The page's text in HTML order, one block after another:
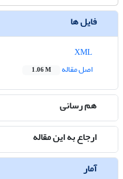
فایل ها
اصل مقاله
1.06 M
هم رسانی
ارجاع به این مقاله
آمار